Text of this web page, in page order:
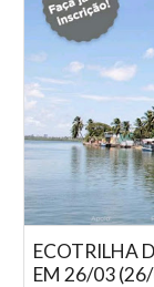
ECOTRILHA
EM 26/03